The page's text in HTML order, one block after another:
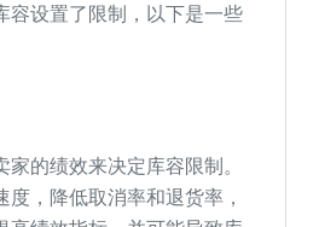
容设置了限制，以下是一些
的绩效来决定库容限制。
，降低取消率和退货率，